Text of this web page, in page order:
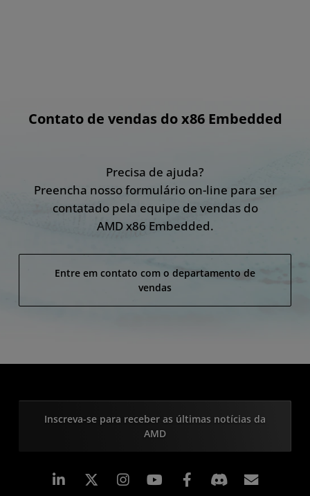
Contato de vendas do x86 Embedded
Precisa de ajuda?
Preencha nosso formulário on-line para ser
contatado pela equipe de vendas do
AMD x86 Embedded.
Entre em contato com o departamento de
vendas
Inscreva-se para receber as últimas notícias da
AMD
Linkedin Instagram Facebook